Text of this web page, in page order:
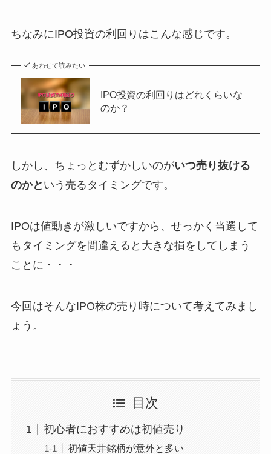
ちなみにIPO投資の利回りはこんな感じです。
あわせて読みたい
IPO投資の利回りはどれくらいな
のか？
しかし、ちょっとむずかしいのがいつ売り抜ける
のかと いう売るタイミングです。
IPOは値動きが激しいですから、せっかく当選して
もタイミングを間違えると大きな損をしてしまう
ことに・・・
今回はそんなIPO株の売り時について考えてみまし
ょう。
目次
初心者におすすめは初値売り
初値天井銘柄が意外と多い